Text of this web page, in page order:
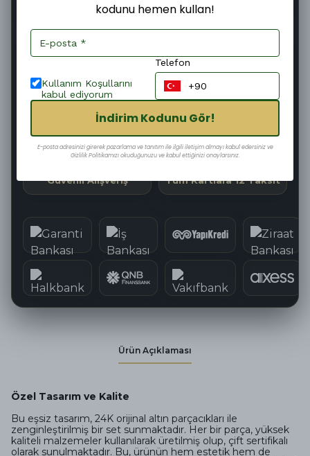
Sipariş ver
Kargoya
Teslim edilir
Kargoya Teslim Edilmesine 23:11:40
Güvenli Alışveriş Tüm Kartlara 12 Taksit
Ürün Açıklaması
Özel Tasarım ve Kalite
Bu eşsiz tasarım, 24K orijinal altın parçacıkları ile
zenginleştirilmiş bir set sunmaktadır. Her bir parça, yüksek
kaliteli malzemeler kullanılarak üretilmiş olup, çift sertifikalı
olarak sunulmaktadır. Bu, ürünün hem estetik hem de
kodunu hemen kullan!
Kullanım Koşullarını
kabul ediyorum
Telefon
İndirim Kodunu Gör!
E-posta adresinizi girerek pazarlama ve tanıtım ile ilgili iletişim almayı kabul edersiniz ve
Gizlilik Politikamızı okuduğunuzu ve kabul ettiğinizi onaylarsınız.